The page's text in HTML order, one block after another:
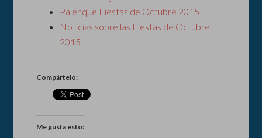
Palenque Fiestas de Octubre 2015
Noticias sobre las Fiestas de Octubre
2015
Compártelo:
Me gusta esto: